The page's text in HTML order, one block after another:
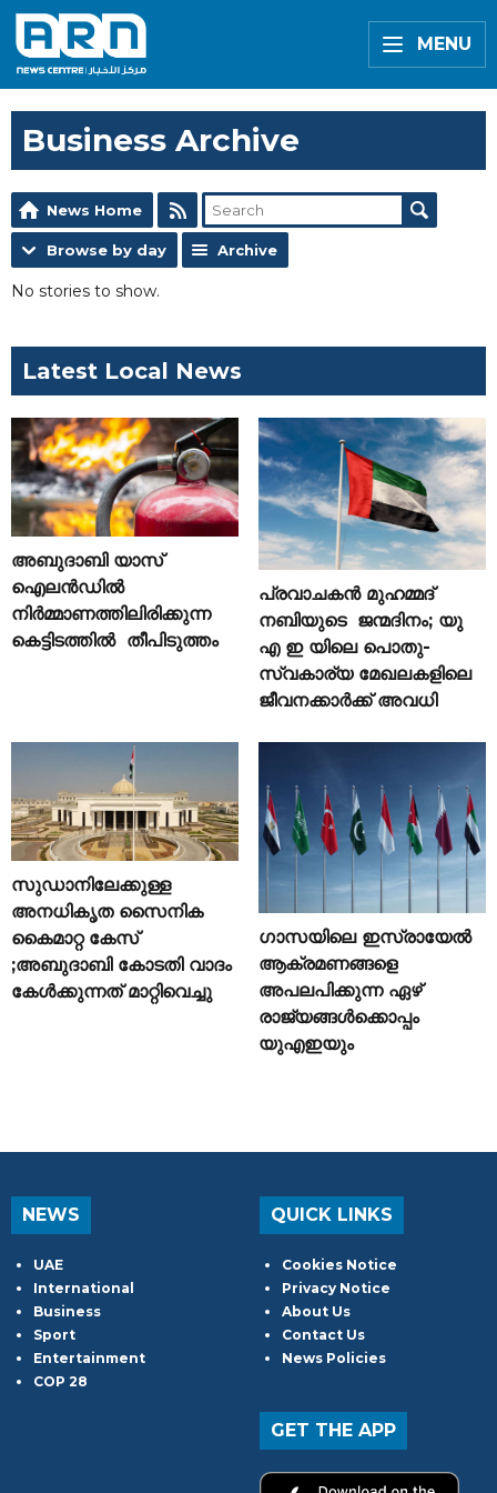
MENU
Business Archive
News Home
Browse by day Archive
No stories to show.
Latest Local News
അബുദാബി യാസ്
ഐലൻഡിൽ
നിർമ്മാണത്തിലിരിക്കുന്ന
കെട്ടിടത്തിൽ തീപിടുത്തം
പ്രവാചകൻ മുഹമ്മദ്
നബിയുടെ ജന്മദിനം; യു
എ ഇ യിലെ പൊതു-
സ്വകാര്യ മേഖലകളിലെ
ജീവനക്കാർക്ക് അവധി
സുഡാനിലേക്കുള്ള
അനധികൃത സൈനിക
കൈമാറ്റ കേസ്
;അബുദാബി കോടതി വാദം
കേൾക്കുന്നത് മാറ്റിവെച്ചു
ഗാസയിലെ ഇസ്രായേൽ
ആക്രമണങ്ങളെ
അപലപിക്കുന്ന ഏഴ്
രാജ്യങ്ങൾക്കൊപ്പം
യുഎഇയും
NEWS
UAE
International
Business
Sport
Entertainment
COP 28
QUICK LINKS
Cookies Notice
Privacy Notice
About Us
Contact Us
News Policies
GET THE APP